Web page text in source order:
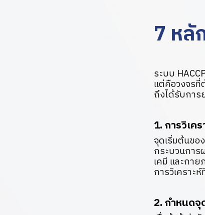
7 หลั
ระบบ
แต่คือวงจรที่
ถึงได้รับการ
1. การวิเค
จุดเริ่มต้นขอ
กระบวนการ
เคมี และกา
การวิเคราะ
2. กำหนด